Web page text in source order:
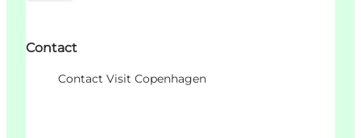
Contact
Contact Visit Copenhagen